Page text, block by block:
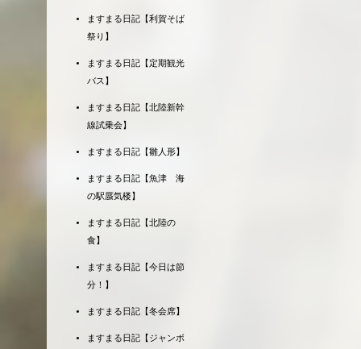
ますまる日記【利賀そば
祭り】
ますまる日記【定期観光
バス】
ますまる日記【北陸新幹
線試乗会】
ますまる日記【雛人形】
ますまる日記【魚津 海
の駅蜃気楼】
ますまる日記【北陸の
食】
ますまる日記【今日は節
分！】
ますまる日記【冬会席】
ますまる日記【ジャンボ